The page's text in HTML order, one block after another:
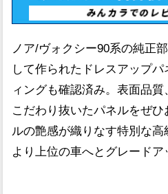
ノア/ヴォクシー90系の純正
して作られたドレスアップ
ィングも確認済み。表面品
こだわり抜いたパネルをぜ
ルの艶感が織りなす特別な
より上位の車へとグレードア